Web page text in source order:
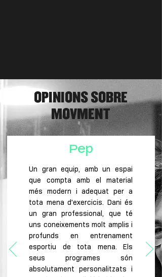
OPINIONS SOBRE
MOVMENT
Pep
Un gran equip, amb un espai
que compta amb el material
més modern i adequat per a
tota mena d'exercicis. Dani és
un gran professional, que té
uns coneixements molt amplis i
profunds en entrenament
esportiu de tota mena. Els
seus programes són
absolutament personalitzats i